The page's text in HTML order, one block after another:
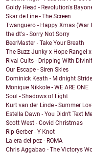
Goldy Head - Revolution's
Skar de Line - The Screen
Twanguero - Happy Xmas (War
the dt's - Sorry Not Sorry
BeerMaster - Take Your Breath
The Buzz Junky x Hope Rangel
Rival Cults - Dripping With
Our Escape - Siren Skies
Dominick Keath - Midnight Stride
Monique Nikkole - WE ARE ONE
Soul - Shadows of Light
Kurt van der Linde - Summer
Estella Dawn - You Didn't Text Me
Scott West - Covid Christmas
Rip Gerber - Y Knot
La era del pez - ROMA
Chris Aggabao - The Victorys